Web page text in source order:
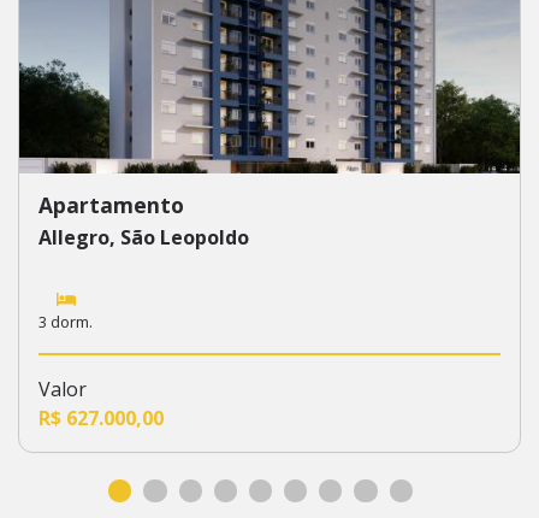
Apartamento
Allegro, São Leopoldo
3 dorm.
Valor
R$ 627.000,00